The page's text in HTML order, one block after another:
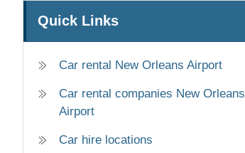
Quick Links
Car rental New Orleans Airport
Car rental companies New Orleans
Airport
Car hire locations